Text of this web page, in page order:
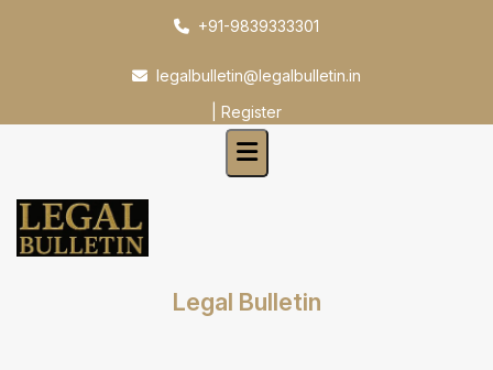
+91-9839333301
legalbulletin@legalbulletin.in
Register
Legal Bulletin